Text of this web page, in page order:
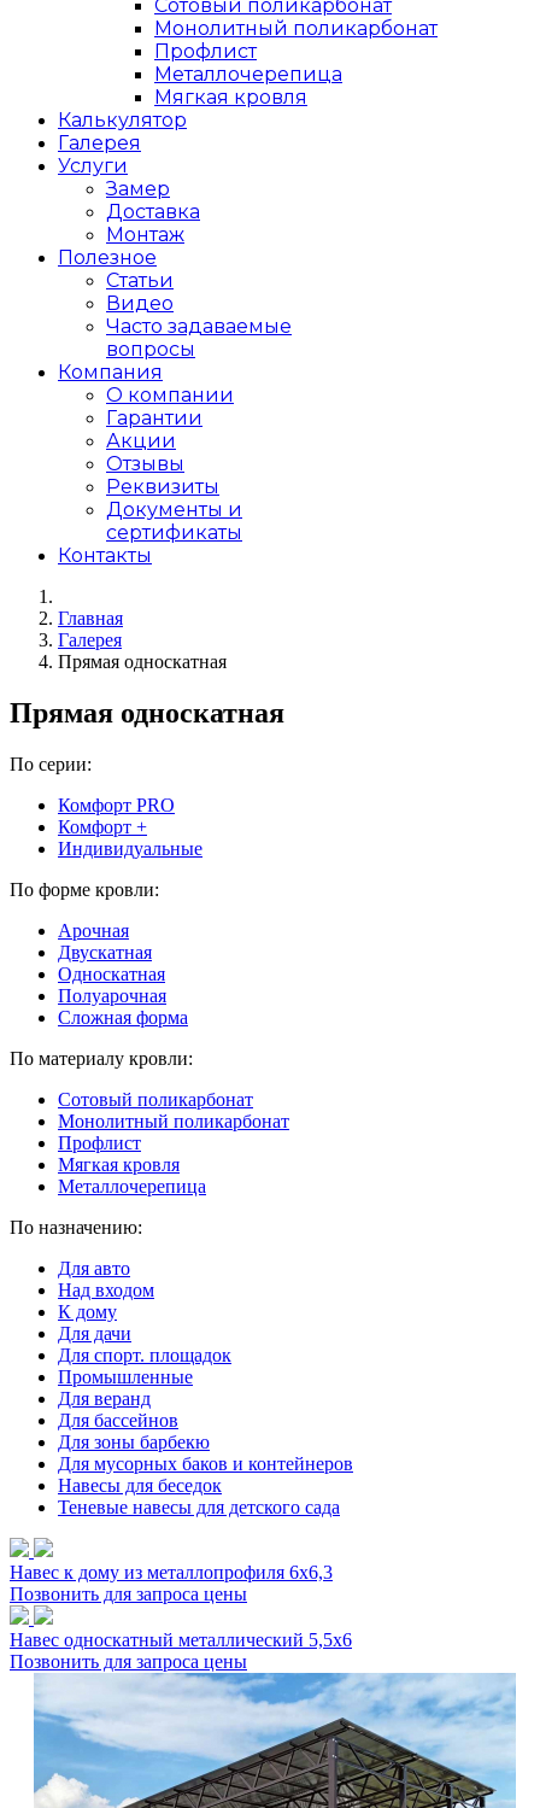
Сотовый поликарбонат
Монолитный поликарбонат
Профлист
Металлочерепица
Мягкая кровля
Калькулятор
Галерея
Услуги
Замер
Доставка
Монтаж
Полезное
Статьи
Видео
Часто задаваемые
вопросы
Компания
О компании
Гарантии
Акции
Отзывы
Реквизиты
Документы и
сертификаты
Контакты
Главная
Галерея
Прямая односкатная
Прямая односкатная
По серии:
Комфорт PRO
Комфорт +
Индивидуальные
По форме кровли:
Арочная
Двускатная
Односкатная
Полуарочная
Сложная форма
По материалу кровли:
Сотовый поликарбонат
Монолитный поликарбонат
Профлист
Мягкая кровля
Металлочерепица
По назначению:
Для авто
Над входом
К дому
Для дачи
Для спорт. площадок
Промышленные
Для веранд
Для бассейнов
Для зоны барбекю
Для мусорных баков и контейнеров
Навесы для беседок
Теневые навесы для детского сада
Навес к дому из металлопрофиля 6х6,3
Позвонить для запроса цены
Навес односкатный металлический 5,5х6
Позвонить для запроса цены